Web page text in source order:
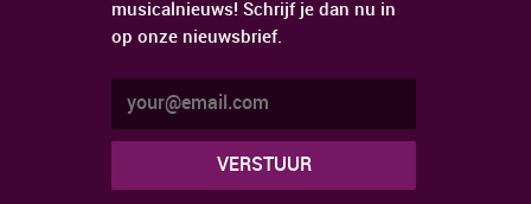
musicalnieuws! Schrijf je dan nu in
op onze nieuwsbrief.